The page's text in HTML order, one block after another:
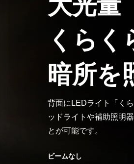
くらく
暗所を
背面にLEDライト「く
ッドライトや補助照明
とが可能です。
ビームなし